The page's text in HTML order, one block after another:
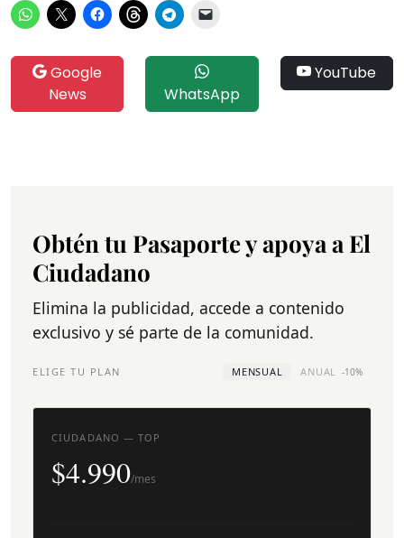
Google
News
WhatsApp
YouTube
Obtén tu Pasaporte y apoya a El
Ciudadano
Elimina la publicidad, accede a contenido
exclusivo y sé parte de la comunidad.
ELIGE TU PLAN MENSUAL ANUAL -10%
CIUDADANO — TOP
$4.990/mes